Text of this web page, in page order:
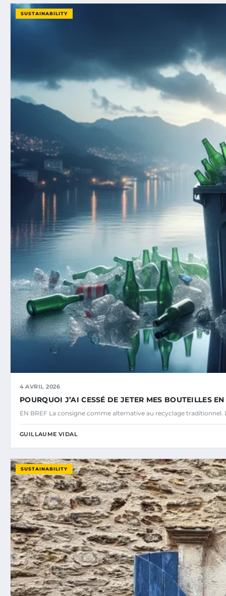
SUSTAINABILITY
4 AVRIL 2026
POURQUOI J’AI CESSÉ DE JETER MES BOUTEILLES
EN BREF La consigne comme alternative au recyclage traditionnel.
GUILLAUME VIDAL
SUSTAINABILITY